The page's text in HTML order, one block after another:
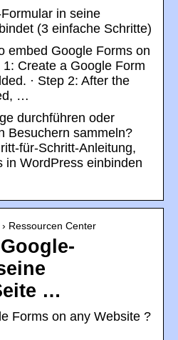
in seine
(3 einfache Schritte)
Google Forms on
Create a Google Form
· Step 2: After the
…
durchführen oder
Besuchern sammeln?
für-Schritt-Anleitung,
in WordPress einbinden
Ressourcen Center
…
Forms on any Website ?